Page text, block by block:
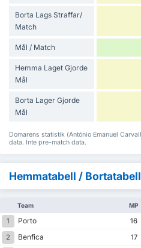
Borta Lags Straffar/
Match
Mål / Match
Hemma Laget Gjorde
Mål
Borta Lager Gjorde
Mål
Domarens statistik (António Emanuel
data. Inte pre-match data.
Hemmatabell / Bortatabell
Team MP
1 Porto 16
2
Benfica 17